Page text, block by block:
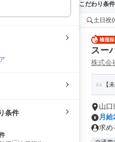
条件
こだわり条
土日祝
スー
株式会
【
山口
月
求め